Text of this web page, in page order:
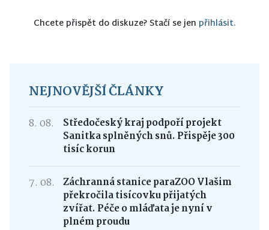
Chcete přispět do diskuze? Stačí se jen přihlásit.
NEJNOVĚJŠÍ ČLÁNKY
8. 08.
Středočeský kraj podpoří projekt
Sanitka splněných snů. Přispěje 300
tisíc korun
7. 08.
Záchranná stanice paraZOO Vlašim
překročila tisícovku přijatých
zvířat. Péče o mláďata je nyní v
plném proudu